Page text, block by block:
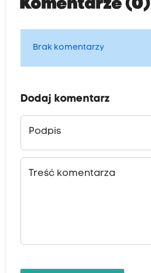
Komentarze (0)
Brak komentarzy
Dodaj komentarz
Podpis
Treść komentarza